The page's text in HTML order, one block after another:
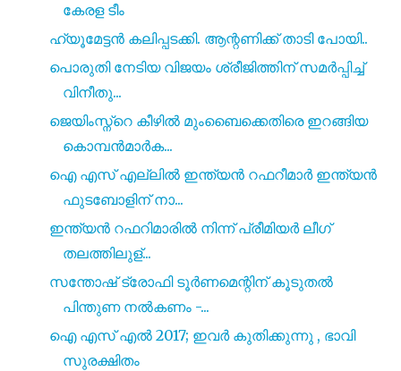
കേരള ടീം
ഹ്യൂമേട്ടൻ കലിപ്പടക്കി. ആന്റണിക്ക് താടി പോയി..
പൊരുതി നേടിയ വിജയം ശ്രീജിത്തിന് സമർപ്പിച്ച്
വിനീതു...
ജെയിംസ്ന്റെ കീഴിൽ മുംബൈക്കെതിരെ ഇറങ്ങിയ
കൊമ്പൻമാർക...
ഐ എസ്‌ എല്ലിൽ ഇന്ത്യൻ റഫറീമാർ ഇന്ത്യൻ
ഫുടബോളിന് നാ...
ഇന്ത്യൻ റഫറിമാരിൽ നിന്ന് പ്രീമിയർ ലീഗ്
തലത്തിലുള്...
സന്തോഷ് ട്രോഫി ടൂർണമെന്റിന് കൂടുതൽ
പിന്തുണ നൽകണം -...
ഐ എസ്‌ എൽ 2017; ഇവർ കുതിക്കുന്നു , ഭാവി
സുരക്ഷിതം